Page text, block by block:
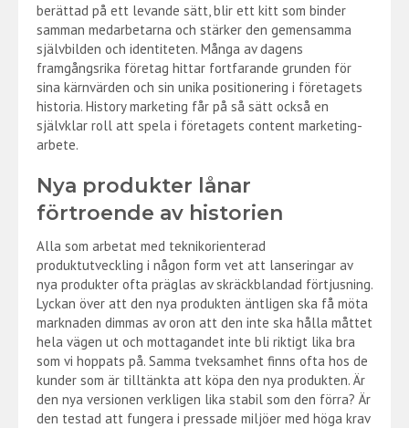
berättad på ett levande sätt, blir ett kitt som binder
samman medarbetarna och stärker den gemensamma
självbilden och identiteten. Många av dagens
framgångsrika företag hittar fortfarande grunden för
sina kärnvärden och sin unika positionering i företagets
historia. History marketing får på så sätt också en
självklar roll att spela i företagets content marketing-
arbete.
Nya produkter lånar
förtroende av historien
Alla som arbetat med teknikorienterad
produktutveckling i någon form vet att lanseringar av
nya produkter ofta präglas av skräckblandad förtjusning.
Lyckan över att den nya produkten äntligen ska få möta
marknaden dimmas av oron att den inte ska hålla måttet
hela vägen ut och mottagandet inte bli riktigt lika bra
som vi hoppats på. Samma tveksamhet finns ofta hos de
kunder som är tilltänkta att köpa den nya produkten. Är
den nya versionen verkligen lika stabil som den förra? Är
den testad att fungera i pressade miljöer med höga krav